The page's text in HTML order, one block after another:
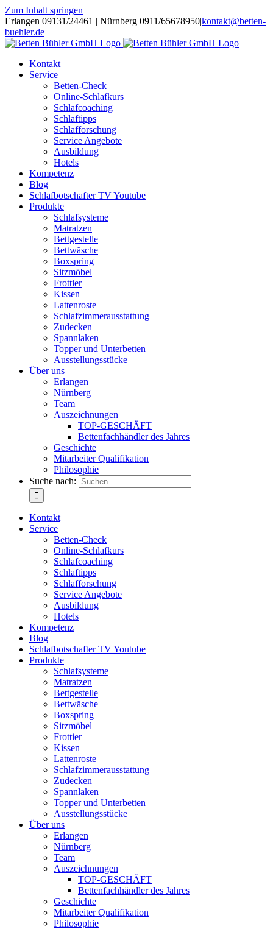
Zum Inhalt springen
Erlangen 09131/24461 | Nürnberg 0911/65678950|kontakt@betten-
buehler.de
Kontakt
Service
Betten-Check
Online-Schlafkurs
Schlafcoaching
Schlaftipps
Schlafforschung
Service Angebote
Ausbildung
Hotels
Kompetenz
Blog
Schlafbotschafter TV Youtube
Produkte
Schlafsysteme
Matratzen
Bettgestelle
Bettwäsche
Boxspring
Sitzmöbel
Frottier
Kissen
Lattenroste
Schlafzimmerausstattung
Zudecken
Spannlaken
Topper und Unterbetten
Ausstellungsstücke
Über uns
Erlangen
Nürnberg
Team
Auszeichnungen
TOP-GESCHÄFT
Bettenfachhändler des Jahres
Geschichte
Mitarbeiter Qualifikation
Philosophie
Suche nach:
Kontakt
Service
Betten-Check
Online-Schlafkurs
Schlafcoaching
Schlaftipps
Schlafforschung
Service Angebote
Ausbildung
Hotels
Kompetenz
Blog
Schlafbotschafter TV Youtube
Produkte
Schlafsysteme
Matratzen
Bettgestelle
Bettwäsche
Boxspring
Sitzmöbel
Frottier
Kissen
Lattenroste
Schlafzimmerausstattung
Zudecken
Spannlaken
Topper und Unterbetten
Ausstellungsstücke
Über uns
Erlangen
Nürnberg
Team
Auszeichnungen
TOP-GESCHÄFT
Bettenfachhändler des Jahres
Geschichte
Mitarbeiter Qualifikation
Philosophie